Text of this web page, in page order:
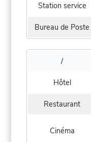
Station service
Bureau de Poste
/
Hôtel
Restaurant
Cinéma